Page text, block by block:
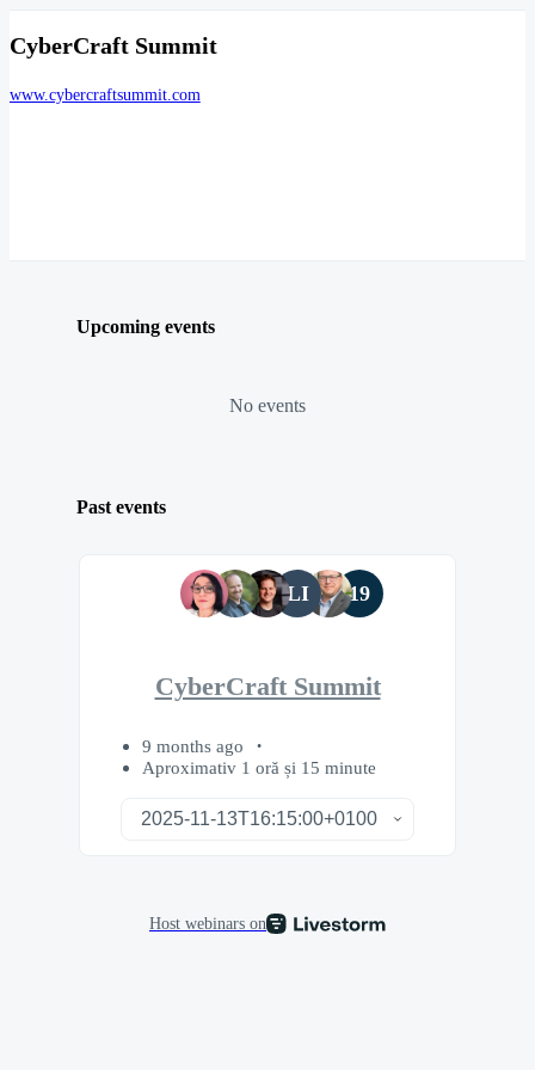
CyberCraft Summit
www.cybercraftsummit.com
Upcoming events
No events
Past events
LI 19
CyberCraft Summit
9 months ago
Aproximativ 1 oră și 15 minute
Host webinars on